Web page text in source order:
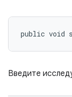
public void
Введите